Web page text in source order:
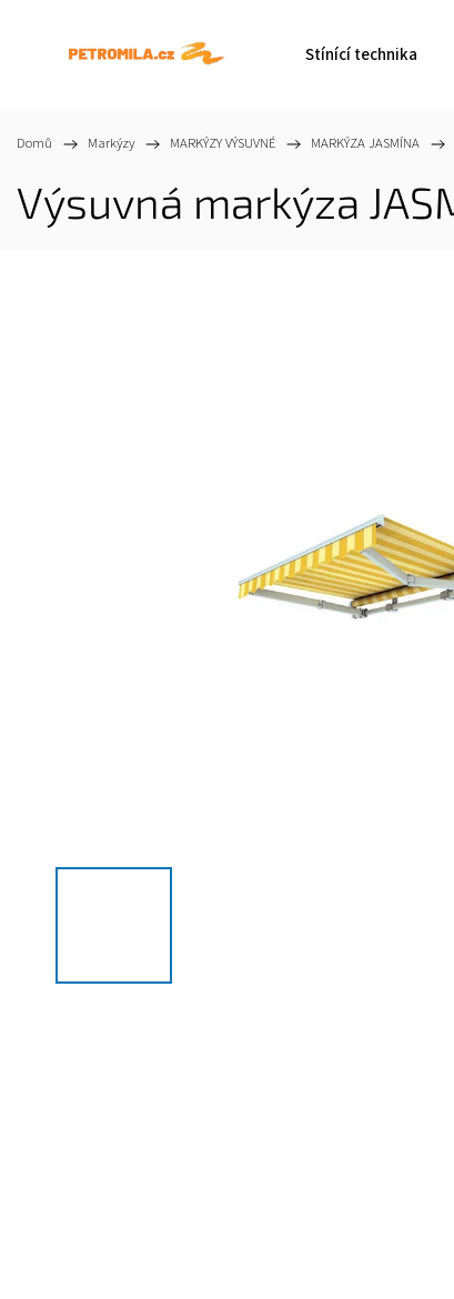
Stínící technika
Domů / Markýzy / MARKÝZY VÝSUVNÉ / MARKÝZA JASMÍNA /
Výsuvná markýza